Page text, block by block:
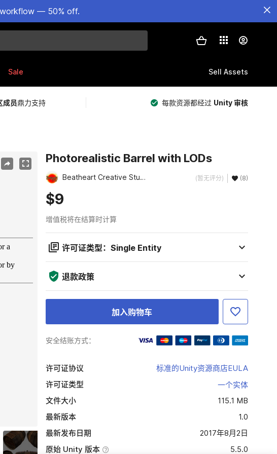
— 50% off.
Sale Sell Assets
成员鼎力支持 每款资源都经过 Unity 审核
Photorealistic Barrel with LODs
Beatheart Creative Studio (暂无评分) (8)
$9
增值税将在结算时计算
许可证类型：Single Entity
退款政策
加入购物车
安全结账方式：
许可证协议
标准的Unity资源商店EULA
许可证类型
一个实体
文件大小
115.1 MB
最新版本
1.0
最新发布日期
2017年8月2日
原始 Unity 版本
5.5.0